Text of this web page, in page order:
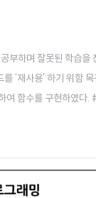
하며 잘못된 학습을
'재사용' 하기 위함 목
여 함수를 구현하였다.